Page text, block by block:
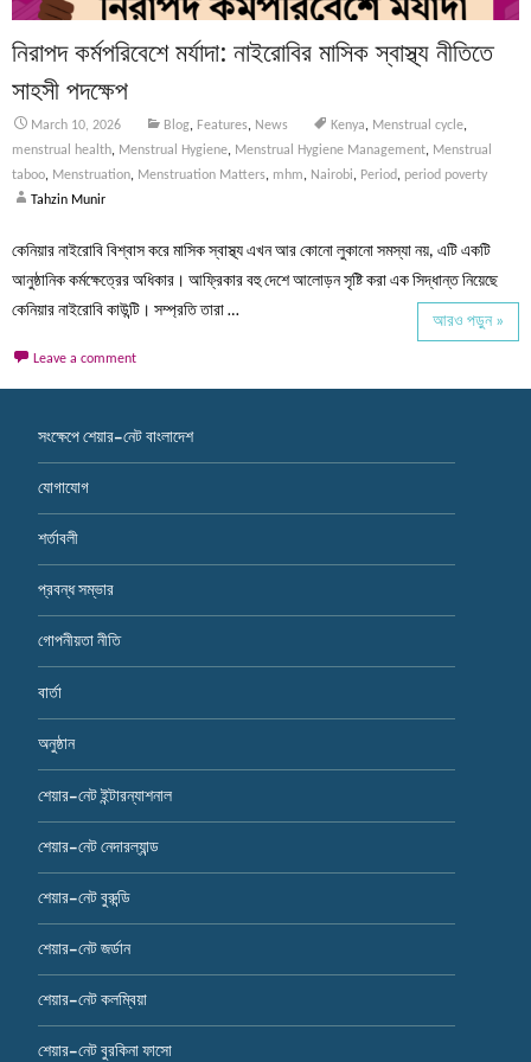
নিরাপদ কর্মপরিবেশে মর্যাদা: নাইরোবির মাসিক স্বাস্থ্য নীতিতে
সাহসী পদক্ষেপ
March 10, 2026 Blog, Features, News Kenya, Menstrual cycle,
menstrual health, Menstrual Hygiene, Menstrual Hygiene Management, Menstrual
taboo, Menstruation, Menstruation Matters, mhm, Nairobi, Period , period poverty
Tahzin Munir
কেনিয়ার নাইরোবি বিশ্বাস করে মাসিক স্বাস্থ্য এখন আর কোনো লুকানো সমস্যা নয়, এটি একটি
আনুষ্ঠানিক কর্মক্ষেত্রের অধিকার। আফ্রিকার বহু দেশে আলোড়ন সৃষ্টি করা এক সিদ্ধান্ত নিয়েছে
কেনিয়ার নাইরোবি কাউন্টি। সম্প্রতি তারা …
আরও পড়ুন »
Leave a comment
সংক্ষেপে শেয়ার-নেট বাংলাদেশ
যোগাযোগ
শর্তাবলী
প্রবন্ধ সম্ভার
গোপনীয়তা নীতি
বার্তা
অনুষ্ঠান
শেয়ার-নেট ইন্টারন্যাশনাল
শেয়ার-নেট নেদারল্যান্ড
শেয়ার-নেট বুরুন্ডি
শেয়ার-নেট জর্ডান
শেয়ার-নেট কলম্বিয়া
শেয়ার-নেট বুরকিনা ফাসো